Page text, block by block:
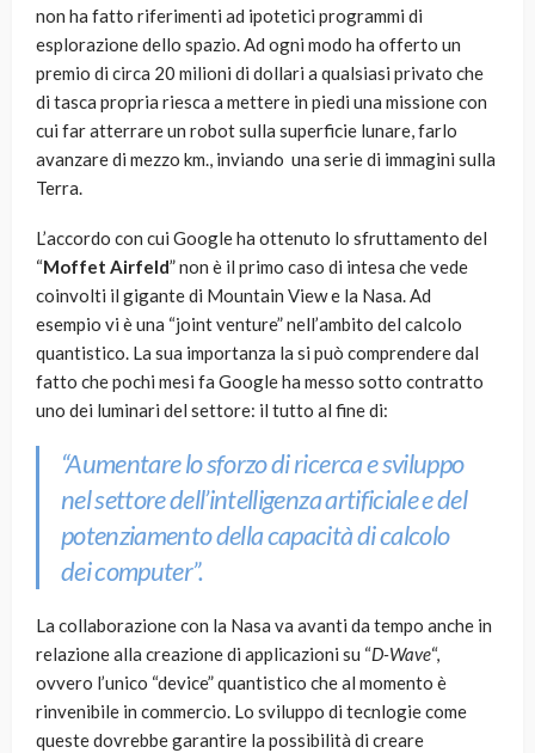
non ha fatto riferimenti ad ipotetici programmi di
esplorazione dello spazio. Ad ogni modo ha offerto un
premio di circa 20 milioni di dollari a qualsiasi privato che
di tasca propria riesca a mettere in piedi una missione con
cui far atterrare un robot sulla superficie lunare, farlo
avanzare di mezzo km., inviando una serie di immagini sulla
Terra.
L’accordo con cui Google ha ottenuto lo sfruttamento del
“Moffet Airfeld” non è il primo caso di intesa che vede
coinvolti il gigante di Mountain View e la Nasa. Ad
esempio vi è una “joint venture” nell’ambito del calcolo
quantistico. La sua importanza la si può comprendere dal
fatto che pochi mesi fa Google ha messo sotto contratto
uno dei luminari del settore: il tutto al fine di:
“Aumentare lo sforzo di ricerca e sviluppo
nel settore dell’intelligenza artificiale e del
potenziamento della capacità di calcolo
dei computer”.
La collaborazione con la Nasa va avanti da tempo anche in
relazione alla creazione di applicazioni su “D-Wave“,
ovvero l’unico “device” quantistico che al momento è
rinvenibile in commercio. Lo sviluppo di tecnlogie come
queste dovrebbe garantire la possibilità di creare